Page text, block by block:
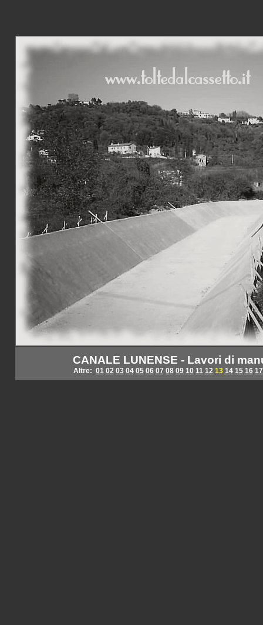
CANALE LUNENSE - Lavori di
Altre: 01 02 03 04 05 06 07 08 09 10 11 12 13 14 15 16 17